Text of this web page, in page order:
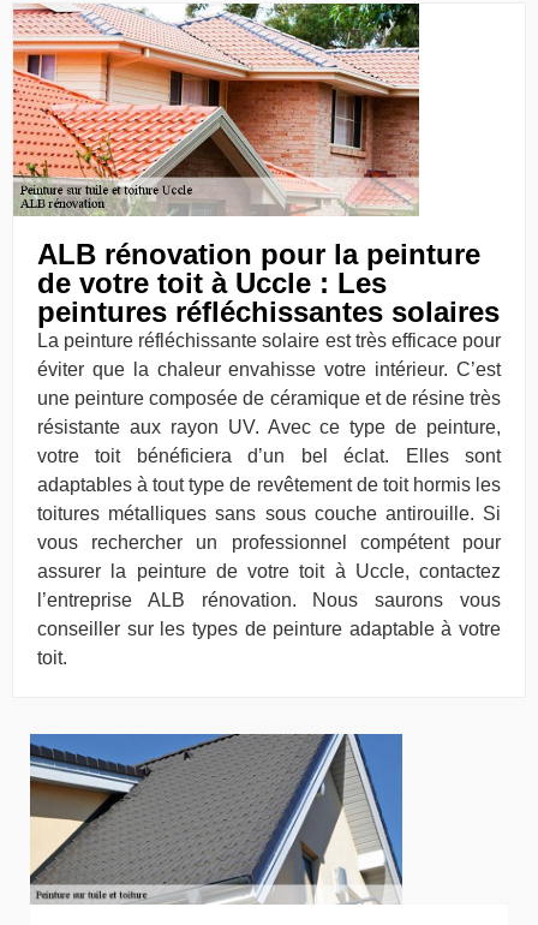
ALB rénovation pour la peinture
de votre toit à Uccle : Les
peintures réfléchissantes solaires
La peinture réfléchissante solaire est très efficace pour
éviter que la chaleur envahisse votre intérieur. C’est
une peinture composée de céramique et de résine très
résistante aux rayon UV. Avec ce type de peinture,
votre toit bénéficiera d’un bel éclat. Elles sont
adaptables à tout type de revêtement de toit hormis les
toitures métalliques sans sous couche antirouille. Si
vous rechercher un professionnel compétent pour
assurer la peinture de votre toit à Uccle, contactez
l’entreprise ALB rénovation. Nous saurons vous
conseiller sur les types de peinture adaptable à votre
toit.